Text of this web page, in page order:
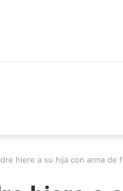
hiere a su hija con arma de